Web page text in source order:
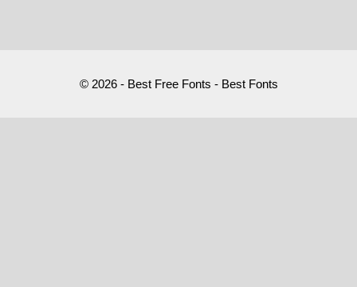
© 2026 - Best Free Fonts - Best Fonts